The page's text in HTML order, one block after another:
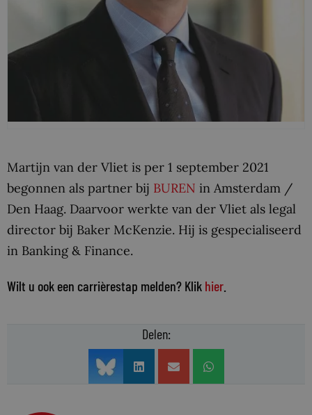
Martijn van der Vliet is per 1 september 2021
begonnen als partner bij BUREN in Amsterdam /
Den Haag. Daarvoor werkte van der Vliet als legal
director bij Baker McKenzie. Hij is gespecialiseerd
in Banking & Finance.
Wilt u ook een carrièrestap melden? Klik hier
Delen: